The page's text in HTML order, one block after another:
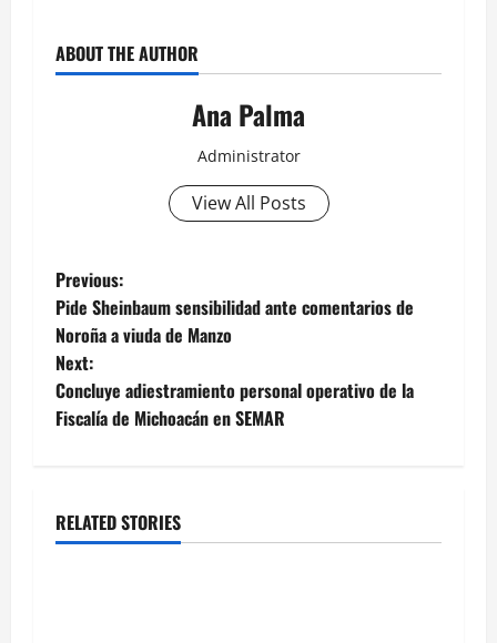
ABOUT THE AUTHOR
Ana Palma
Administrator
View All Posts
Post
navigation
Previous:
Pide Sheinbaum sensibilidad ante comentarios de
Noroña a viuda de Manzo
Next:
Concluye adiestramiento personal operativo de la
Fiscalía de Michoacán en SEMAR
RELATED STORIES
Estados Portada